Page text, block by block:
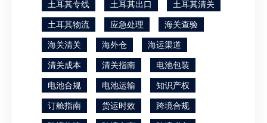
土耳其专线
土耳其出口
土耳其清关
土耳其物流
应急处理
海关查验
海关清关
海外仓
海运渠道
清关成本
清关指南
电池包装
电池合规
电池运输
知识产权
订舱指南
货运时效
跨境合规